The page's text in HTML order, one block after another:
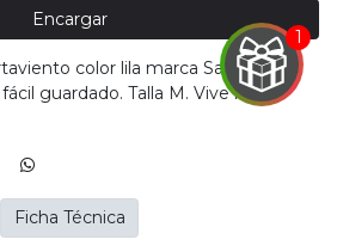
Encargar
color lila marca Santic con
guardado. Talla M. Vive la
Ficha Técnica